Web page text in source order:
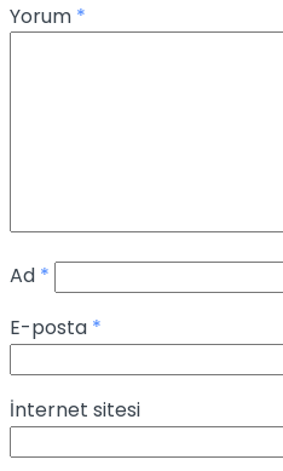
Yorum *
Ad *
E-posta *
İnternet sitesi